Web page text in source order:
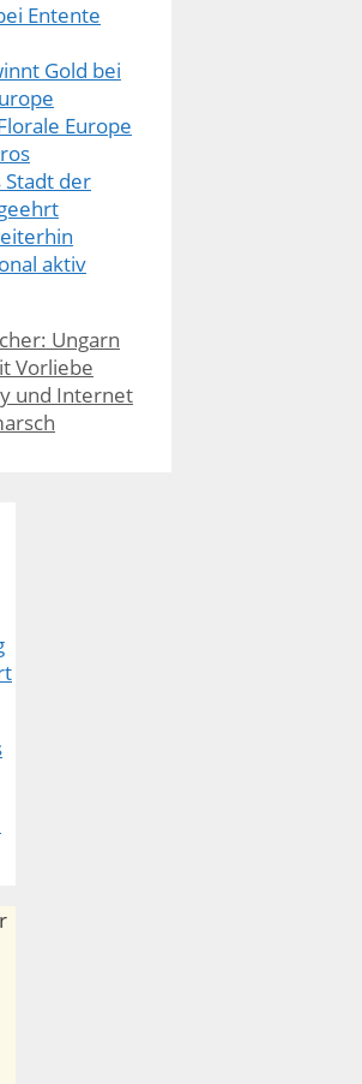
Entente
Gold bei
Europe
Stadt der
aktiv
Ungarn
Vorliebe
und Internet